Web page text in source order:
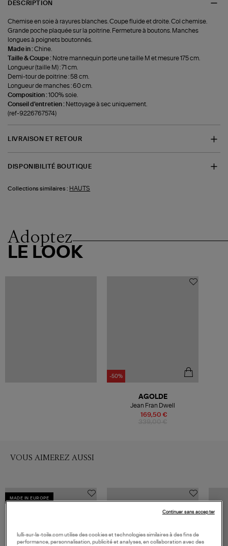
DESCRIPTION
Chemise en soie à rayures blanches. Coupe fluide et droite. Col chemise.
Grande poche plaquée sur la poitrine. Fermeture à boutons. Manches
longues à poignets boutonnés.
Made in :Chine.
Taille & Coupe : Notre mannequin porte une taille M et mesure 175 cm.
Longueur (taille M) : 71 cm.
Demi-tour de poitrine : 58 cm.
Longueur de manches : 60 cm.
Composition :100% soie.
Conseil d'entretien : Nettoyage à sec uniquement.
(ref-9226767574)
LIVRAISON ET RETOUR
DISPONIBILITÉ BOUTIQUE
Collections similaires : HAUTS
Adoptez
LE LOOK
-50%
169,50 €
AGOLDE
Jean Fran Dwell
VOUS AIMEREZ AUSSI
MADE IN EUROPE
lulli-sur-la-toile.com utilise des cookies et technologies similaires à des fins de
performance, personnalisation, publicité et analyses, en collaboration avec des
Continuer sans accepter